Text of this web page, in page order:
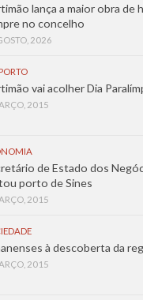
lança a maior obra de
no concelho
2026
vai acolher Dia
2015
de Estado dos
porto de Sines
2015
à descoberta da
2015